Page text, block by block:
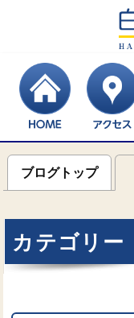
ブログトップ
カテゴリー